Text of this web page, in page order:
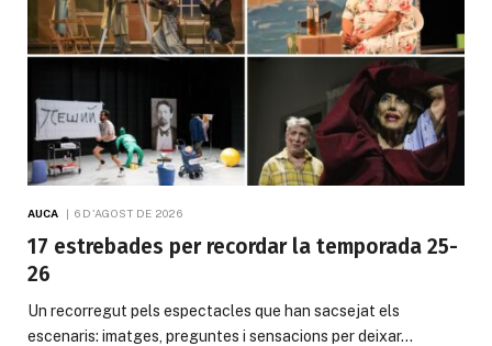
AUCA 6 D'AGOST DE 2026
17 estrebades per recordar la temporada 25-
26
Un recorregut pels espectacles que han sacsejat els
escenaris: imatges, preguntes i sensacions per deixar…